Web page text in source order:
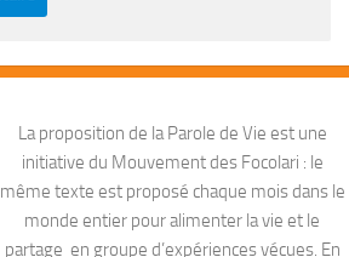
La proposition de la Parole de Vie est une
initiative du Mouvement des Focolari : le
même texte est proposé chaque mois dans le
monde entier pour alimenter la vie et le
partage en groupe d’expériences vécues. En